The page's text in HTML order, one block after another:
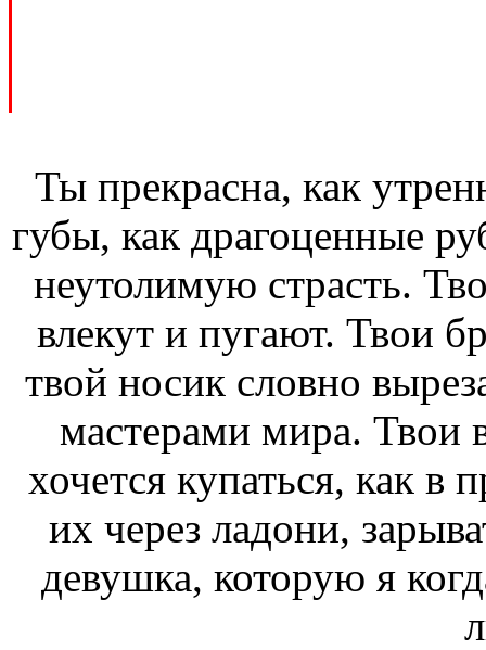
Ты прекрасна, как
губы, как драгоценные
неутолимую страсть.
влекут и пугают. Твои
твой носик словно
мастерами мира.
хочется купаться, как в
их через ладони,
девушка, которую я